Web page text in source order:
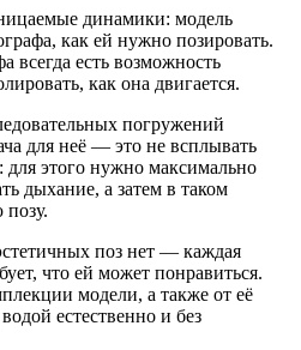
динамики: модель
как ей нужно позировать.
всегда есть возможность
как она двигается.
погружений
для неё — это не всплывать
для этого нужно максимально
дыхание, а затем в таком
поз нет — каждая
что ей может понравиться.
модели, а также от её
естественно и без